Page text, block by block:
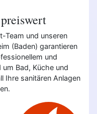
Team und unseren
(Baden) garantieren
und
Bad, Küche und
Ihre sanitären Anlagen